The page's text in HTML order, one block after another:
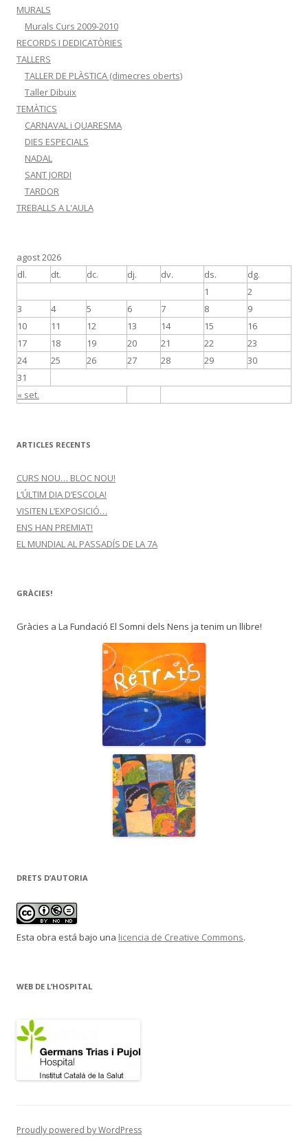
MURALS
Murals Curs 2009-2010
RECORDS I DEDICATÒRIES
TALLERS
TALLER DE PLÀSTICA (dimecres oberts)
Taller Dibuix
TEMÀTICS
CARNAVAL i QUARESMA
DIES ESPECIALS
NADAL
SANT JORDI
TARDOR
TREBALLS A L'AULA
agost 2026
dl.
dt. dc. dj. dv. ds. dg.
« set.
1
2
3
4 5 6 7 8
9
10
11 12 13 14 15
16
17
18 19 20 21 22
23
24
25 26 27 28 29
30
31
ARTICLES RECENTS
CURS NOU… BLOC NOU!
L’ÚLTIM DIA D’ESCOLA!
VISITEN L’EXPOSICIÓ…
ENS HAN PREMIAT!
EL MUNDIAL AL PASSADÍS DE LA 7A
GRÀCIES!
Gràcies a La Fundació El Somni dels Nens ja tenim un llibre!
DRETS D’AUTORIA
Esta obra está bajo una licencia de Creative Commons.
WEB DE L’HOSPITAL
Proudly powered by WordPress